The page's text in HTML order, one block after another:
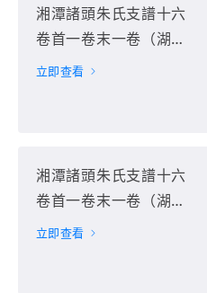
湘潭諸頭朱氏支譜十六
卷首一卷末一卷（湖南
省湘潭市）第2册
立即查看
湘潭諸頭朱氏支譜十六
卷首一卷末一卷（湖南
省湘潭市）第3册
立即查看